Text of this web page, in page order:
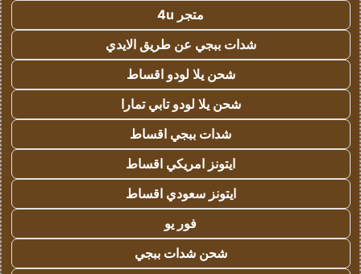
متجر 4u
شدات ببجي عن طريق الايدي
شحن يلا لودو اقساط
شحن يلا لودو تابي تمارا
شدات ببجي اقساط
ايتونز امريكي اقساط
ايتونز سعودي اقساط
فور يو
شحن شدات ببجي